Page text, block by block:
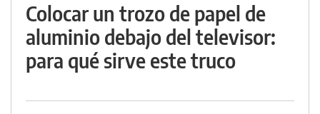
Colocar un trozo de papel de
aluminio debajo del televisor:
para qué sirve este truco